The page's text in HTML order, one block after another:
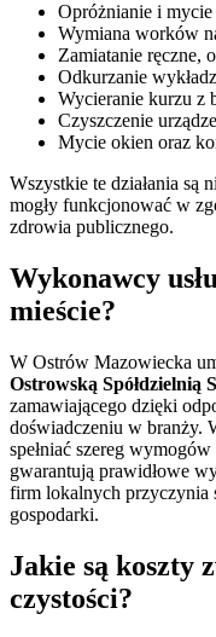
Opróżnianie i
Wymiana worków
Zamiatanie ręczne,
Odkurzanie
Wycieranie kurzu z
Czyszczenie
Mycie okien oraz
Wszystkie te działania są
mogły funkcjonować w
zdrowia publicznego.
Wykonawcy
mieście?
W Ostrów Mazowiecka
Ostrowską Spółdzielnią
zamawiającego dzięki
doświadczeniu w branży.
spełniać szereg
gwarantują prawidłowe
firm lokalnych przyczynia
gospodarki.
Jakie są koszty
czystości?